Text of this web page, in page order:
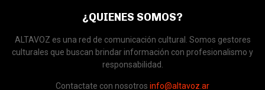
¿QUIENES SOMOS?
ALTAVOZ es una red de comunicación cultural. Somos gestores
culturales que buscan brindar información con profesionalismo y
responsabilidad.
Contactate con nosotros info@altavoz.ar